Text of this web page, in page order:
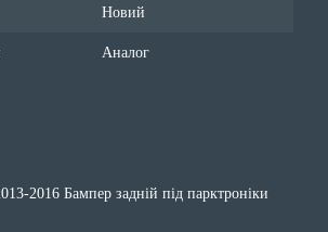
Новий
Аналог
2016 Бампер задній під парктроніки